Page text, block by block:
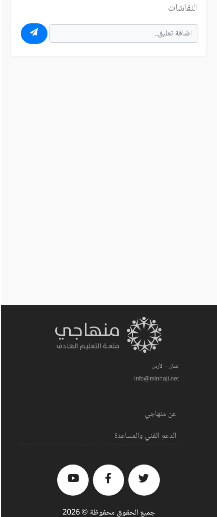
النقاشات
عمان - الأردن
info@minhaji.net
عن منهاجي
الدعم الفني والمساعدة
جميع الحقوق محفوظة © 2026